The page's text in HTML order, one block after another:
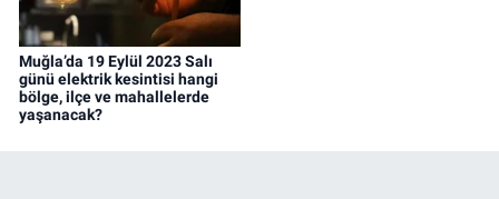
Muğla’da 19 Eylül 2023 Salı
günü elektrik kesintisi hangi
bölge, ilçe ve mahallelerde
yaşanacak?